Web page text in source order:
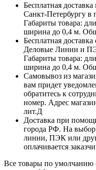
Бесплатная
Санкт-Петербургу
Габариты товара:
ширина до 0,4 м.
Бесплатная
Деловые Линии и
Габариты товара:
ширина до 0,4 м.
Самовывоз из
вам придет
обратитесь к
номер. Адрес
лит.Д
Доставка при
города РФ. На выбор
линии, ПЭК или
оплачивается
Все товары по умолчанию